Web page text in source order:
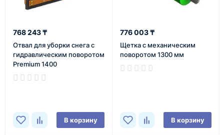
768 243 ₸
Отвал для уборки снега с
гидравлическим поворотом
Premium 1400
В корзину
776 003 ₸
Щетка с механическим
поворотом 1300 мм
В корзину